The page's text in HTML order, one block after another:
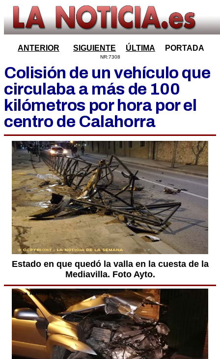
ANTERIOR SIGUIENTE ÚLTIMA PORTADA
NR:7308
Colisión de un vehículo que
circulaba a más de 100
kilómetros por hora por el
centro de Calahorra
Estado en que quedó la valla en la cuesta de la
Mediavilla. Foto Ayto.